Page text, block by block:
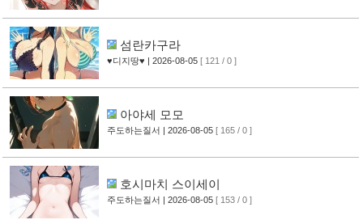
섬란카구라
♥디지땅♥ | 2026-08-05 [ 121 / 0 ]
아야세 모모
주도하는질서 | 2026-08-05 [ 165 / 0 ]
호시마치 스이세이
주도하는질서 | 2026-08-05 [ 153 / 0 ]